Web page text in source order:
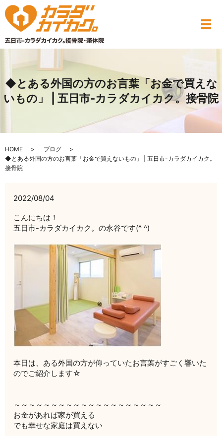
◆とある外国の方のお言葉「お金で買えな
いもの」 | 五日市-カラダカイカク。接骨院
HOME
ブログ
◆とある外国の方のお言葉「お金で買えないもの」 | 五日市-カラダカイカク。
接骨院
2022/08/04
こんにちは！
五日市-カラダカイカク。の永谷です(^ ^)
本日は、ある外国の方が仰っていたお言葉がすごく響いた
のでご紹介します☆
～～～～～～～～～～～～～～～～～～～～
お金があれば家が買える
でも幸せな家庭は買えない